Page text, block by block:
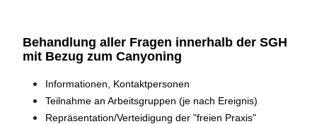
Behandlung aller Fragen innerhalb der SGH
mit Bezug zum Canyoning
Informationen, Kontaktpersonen
Teilnahme an Arbeitsgruppen (je nach Ereignis)
Repräsentation/Verteidigung der "freien Praxis"